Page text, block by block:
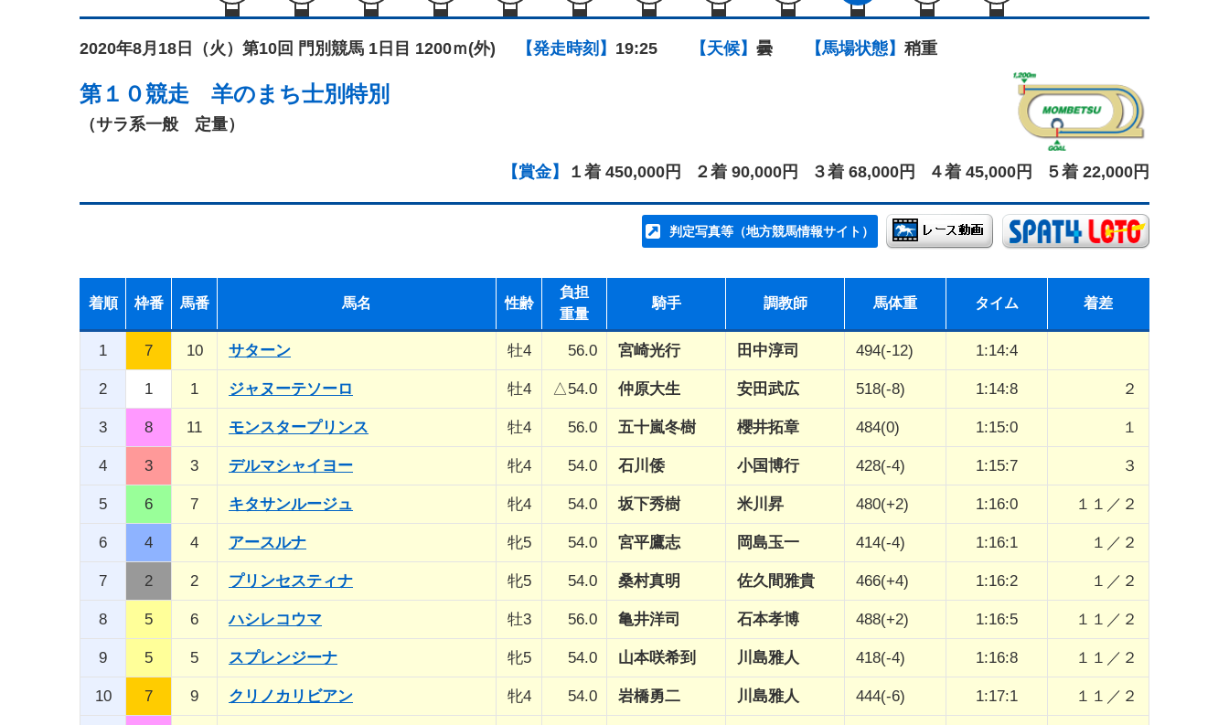
2020年8月18日（火） 第10回 門別競馬 1日目 1200ｍ(外) 【発走時刻】 19:25 【天候】 曇 【馬場状態】 稍重
第１０競走 羊のまち士別特別
（サラ系一般 定量）
【賞金】 １着 450,000円 ２着 90,000円 ３着 68,000円 ４着 45,000円 ５着 22,000円
判定写真等（地方競馬情報サイト）
着順 枠番 馬番 馬名 性齢
負担
重量
騎手 調教師 馬体重 タイム 着差
1 7 10 サターン 牡4 56.0 宮崎光行 田中淳司 494(-12) 1:14:4
2 1 1 ジャヌーテソーロ 牡4 △54.0 仲原大生 安田武広 518(-8) 1:14:8 ２
3 8 11 モンスタープリンス 牡4 56.0 五十嵐冬樹 櫻井拓章 484(0) 1:15:0 １
4 3 3 デルマシャイヨー 牝4 54.0 石川倭 小国博行 428(-4) 1:15:7 ３
5 6 7 キタサンルージュ 牝4 54.0 坂下秀樹 米川昇 480(+2) 1:16:0 １１／２
6 4 4 アースルナ 牝5 54.0 宮平鷹志 岡島玉一 414(-4) 1:16:1 １／２
7 2 2 プリンセスティナ 牝5 54.0 桑村真明 佐久間雅貴 466(+4) 1:16:2 １／２
8 5 6 ハシレコウマ 牡3 56.0 亀井洋司 石本孝博 488(+2) 1:16:5 １１／２
9 5 5 スプレンジーナ 牝5 54.0 山本咲希到 川島雅人 418(-4) 1:16:8 １１／２
10 7 9 クリノカリビアン 牝4 54.0 岩橋勇二 川島雅人 444(-6) 1:17:1 １１／２